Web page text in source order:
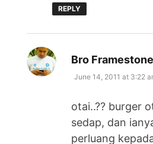
REPLY
Bro Framestone
June 14, 2011 at 3:22
otai..?? burger
sedap, dan
perluang